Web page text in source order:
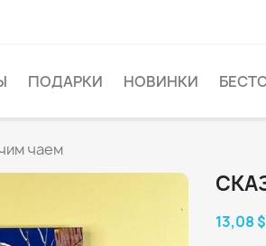
ПОДАРКИ НОВИНКИ
чаем
13,08 $